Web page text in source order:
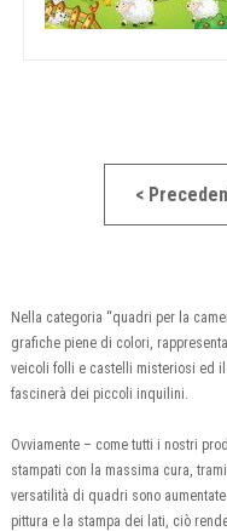
<
Nella categoria “quadri per la
grafiche piene di colori,
veicoli folli e castelli misteriosi ed
fascinerà dei piccoli inquilini.
Ovviamente – come tutti i nostri
stampati con la massima cura,
versatilità di quadri sono
pittura e la stampa dei lati, ciò